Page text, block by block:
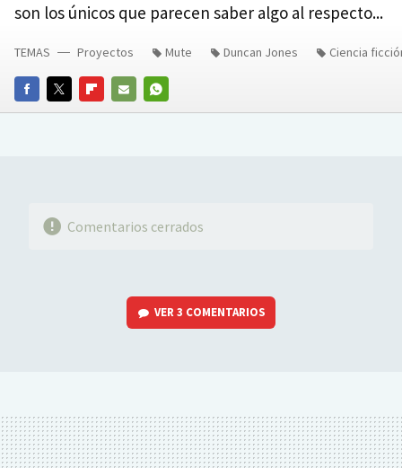
son los únicos que parecen saber algo al respecto...
FACEBOOKTWITTERFLIPBOARD
E-
WHATSAPP
TEMAS Proyectos Mute Duncan Jones Ciencia
Comentarios cerrados
VER3 COMENTARIOS